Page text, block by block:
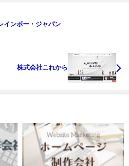
インボー・ジャパン
株式会社これから